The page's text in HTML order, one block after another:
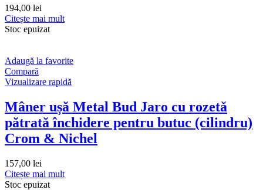
194,00 lei
Citește mai mult
Stoc epuizat
Adaugă la favorite
Compară
Vizualizare rapidă
Mâner ușă Metal Bud Jaro cu rozetă
pătrată închidere pentru butuc (cilindru)
Crom & Nichel
157,00 lei
Citește mai mult
Stoc epuizat